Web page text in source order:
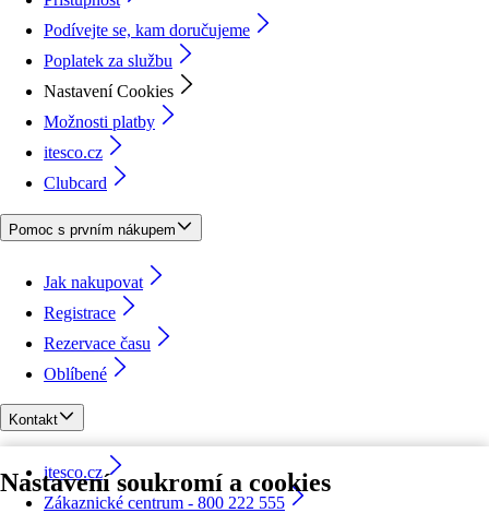
Nastavení soukromí a cookies
Podívejte se, kam doručujeme
Poplatek za službu
Nastavení Cookies
Možnosti platby
itesco.cz
Clubcard
Pomoc s prvním nákupem
Jak nakupovat
Registrace
Rezervace času
Oblíbené
Kontakt
itesco.cz
Zákaznické centrum - 800 222 555